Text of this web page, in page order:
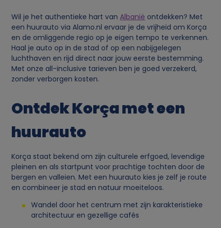
Wil je het authentieke hart vanAlbanië ontdekken? Met
een huurauto via Alamo.nl ervaar je de vrijheid om Korça
en de omliggende regio op je eigen tempo te verkennen.
Haal je auto op in de stad of op een nabijgelegen
luchthaven en rijd direct naar jouw eerste bestemming.
Met onze all-inclusive tarieven ben je goed verzekerd,
zonder verborgen kosten.
Ontdek Korça met een
huurauto
Korça staat bekend om zijn culturele erfgoed, levendige
pleinen en als startpunt voor prachtige tochten door de
bergen en valleien. Met een huurauto kies je zelf je route
en combineer je stad en natuur moeiteloos.
Wandel door het centrum met zijn karakteristieke
architectuur en gezellige cafés